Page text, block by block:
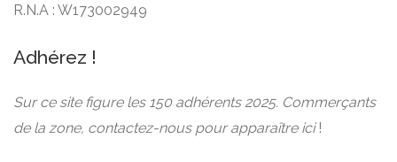
R.N.A : W173002949
Adhérez !
Sur ce site figure les 150 adhérents 2025. Commerçants
de la zone, contactez-nous pour apparaître ici!